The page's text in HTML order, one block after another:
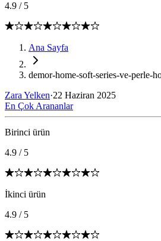
4.9 / 5
Ana Sayfa
demor-home-soft-series-ve-perle-
Zara Yelken·22 Haziran 2025
En Çok Arananlar
Birinci ürün
4.9 / 5
İkinci ürün
4.9 / 5